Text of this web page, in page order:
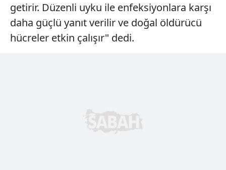
getirir. Düzenli uyku ile enfeksiyonlara karşı
daha güçlü yanıt verilir ve doğal öldürücü
hücreler etkin çalışır" dedi.